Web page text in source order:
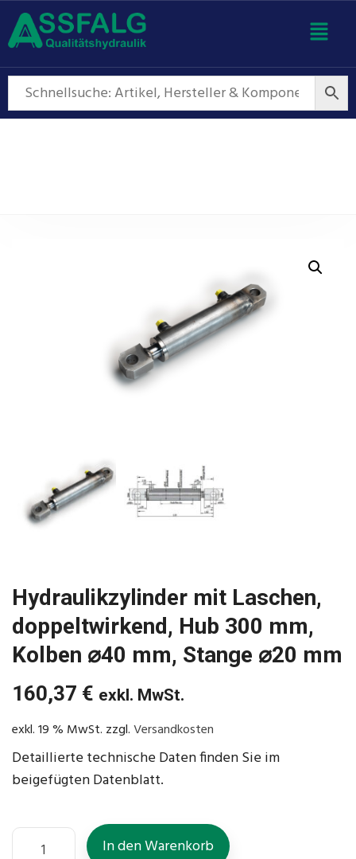
Hydraulikzylinder mit Laschen,
doppeltwirkend, Hub 300 mm,
Kolben ⌀40 mm, Stange ⌀20 mm
160,37 € exkl. MwSt.
exkl. 19 % MwSt. zzgl.Versandkosten
Detaillierte technische Daten finden Sie im
beigefügten Datenblatt.
In den Warenkorb